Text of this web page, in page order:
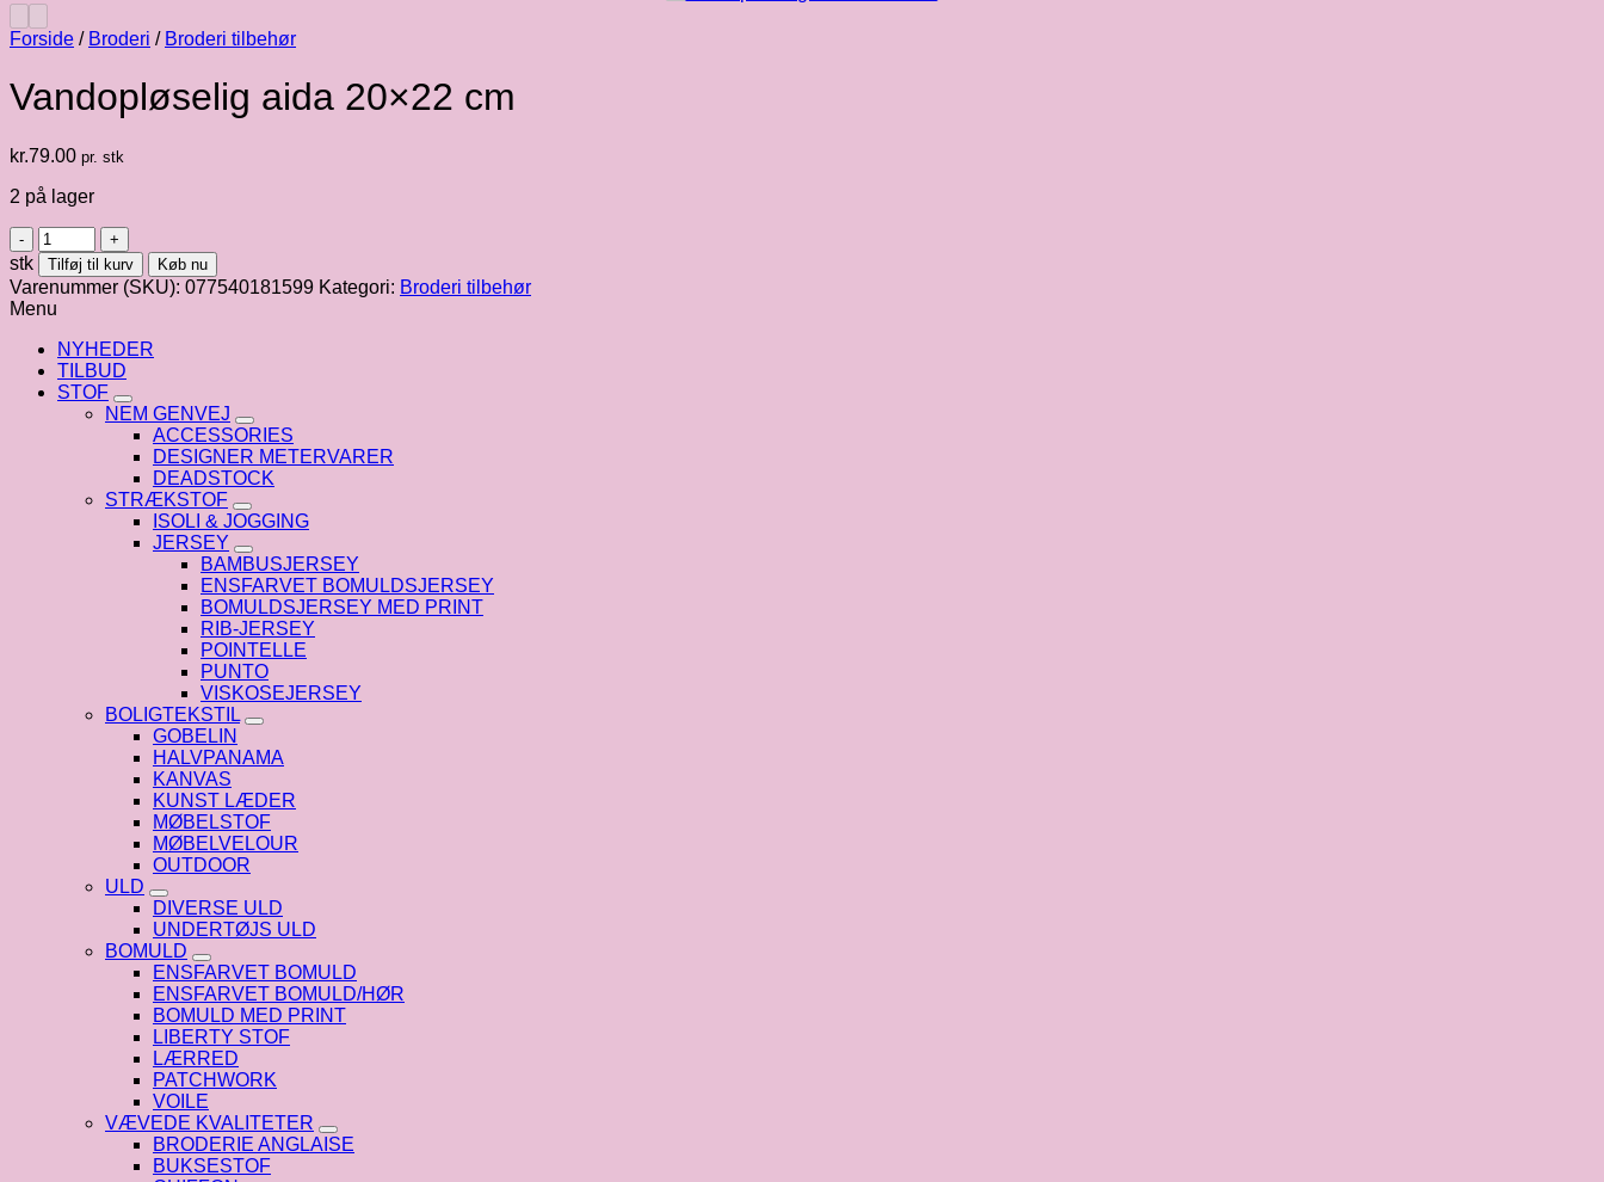
Forside / Broderi / Broderi tilbehør
Vandopløselig aida 20×22 cm
kr.79.00 pr. stk
2 på lager
Vandopløselig
aida
20x22
cm
antal
stk Tilføj til kurv Køb nu
Varenummer (SKU): 077540181599 Kategori: Broderi tilbehør
Menu
NYHEDER
TILBUD
STOF
NEM GENVEJ
ACCESSORIES
DESIGNER METERVARER
DEADSTOCK
STRÆKSTOF
ISOLI & JOGGING
JERSEY
BAMBUSJERSEY
ENSFARVET BOMULDSJERSEY
BOMULDSJERSEY MED PRINT
RIB-JERSEY
POINTELLE
PUNTO
VISKOSEJERSEY
BOLIGTEKSTIL
GOBELIN
HALVPANAMA
KANVAS
KUNST LÆDER
MØBELSTOF
MØBELVELOUR
OUTDOOR
ULD
DIVERSE ULD
UNDERTØJS ULD
BOMULD
ENSFARVET BOMULD
ENSFARVET BOMULD/HØR
BOMULD MED PRINT
LIBERTY STOF
LÆRRED
PATCHWORK
VOILE
VÆVEDE KVALITETER
BRODERIE ANGLAISE
BUKSESTOF